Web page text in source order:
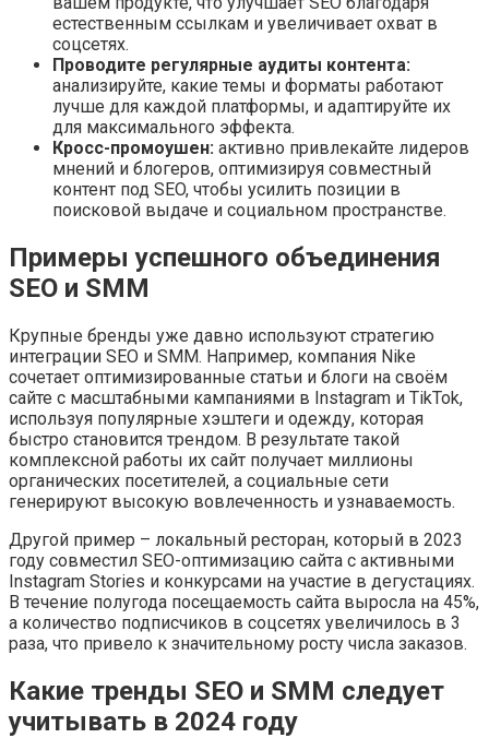
естественным ссылкам и увеличивает охват в
соцсетях.
Проводите регулярные аудиты контента:
анализируйте, какие темы и форматы работают
лучше для каждой платформы, и адаптируйте их
для максимального эффекта.
Кросс-промоушен: активно привлекайте лидеров
мнений и блогеров, оптимизируя совместный
контент под SEO, чтобы усилить позиции в
поисковой выдаче и социальном пространстве.
Примеры успешного объединения
SEO и SMM
Крупные бренды уже давно используют стратегию
интеграции SEO и SMM. Например, компания Nike
сочетает оптимизированные статьи и блоги на своём
сайте с масштабными кампаниями в Instagram и TikTok,
используя популярные хэштеги и одежду, которая
быстро становится трендом. В результате такой
комплексной работы их сайт получает миллионы
органических посетителей, а социальные сети
генерируют высокую вовлеченность и узнаваемость.
Другой пример – локальный ресторан, который в 2023
году совместил SEO-оптимизацию сайта с активными
Instagram Stories и конкурсами на участие в дегустациях.
В течение полугода посещаемость сайта выросла на 45%,
а количество подписчиков в соцсетях увеличилось в 3
раза, что привело к значительному росту числа заказов.
Какие тренды SEO и SMM следует
учитывать в 2024 году